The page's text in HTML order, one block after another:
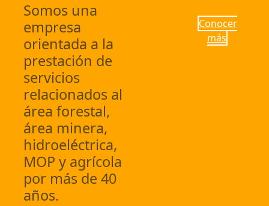
Somos una
empresa
orientada a la
prestación de
servicios
relacionados al
área forestal,
área minera,
hidroeléctrica,
MOP y agrícola
por más de 40
años.
Conocer
más